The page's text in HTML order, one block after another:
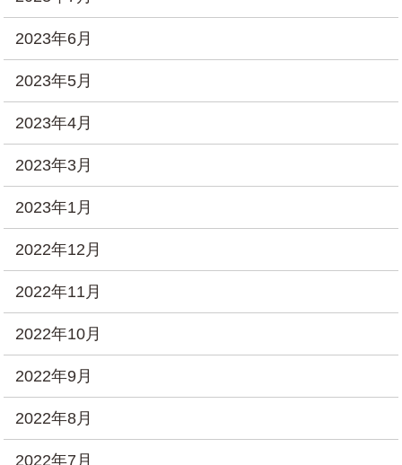
2023年6月
2023年5月
2023年4月
2023年3月
2023年1月
2022年12月
2022年11月
2022年10月
2022年9月
2022年8月
2022年7月